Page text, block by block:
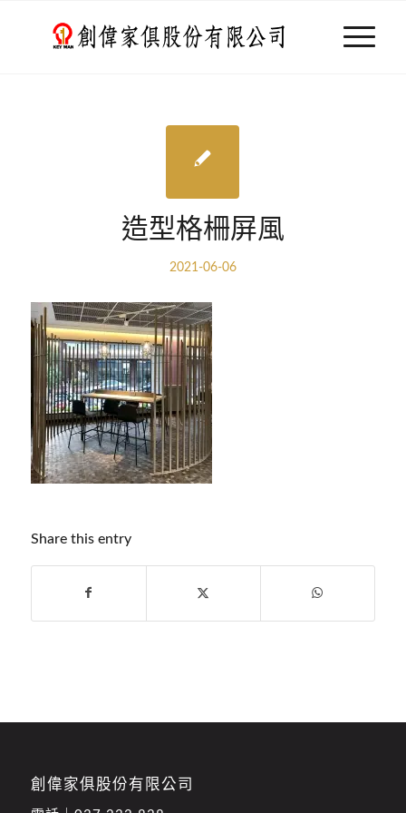
造型格柵屏風
2021-06-06
Share this entry
創偉家俱股份有限公司